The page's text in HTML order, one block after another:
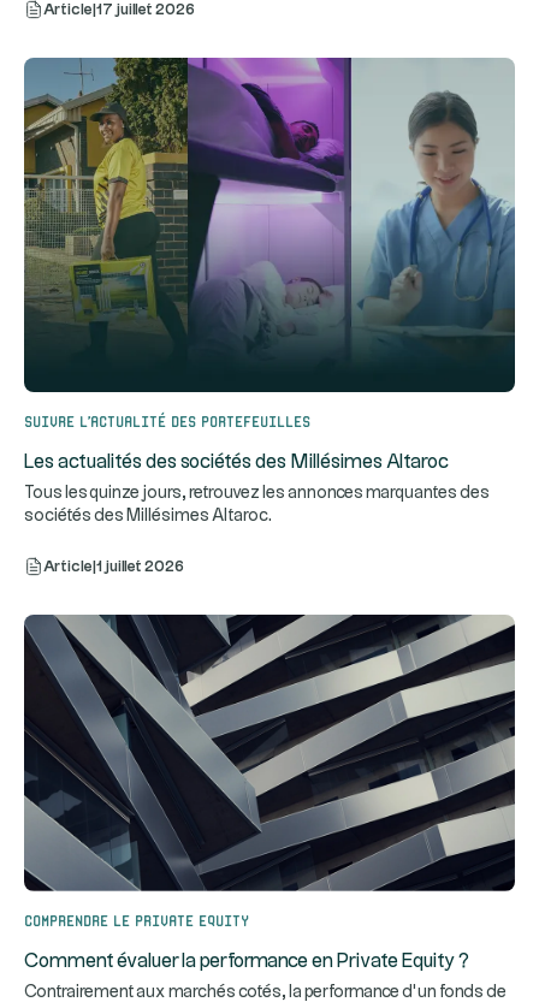
Article 17 juillet 2026
Suivre l’actualité des portefeuilles
Les actualités des sociétés des Millésimes Altaroc
Tous les quinze jours, retrouvez les annonces marquantes des
sociétés des Millésimes Altaroc.
Article 1 juillet 2026
Comprendre le Private Equity
Comment évaluer la performance en Private Equity ?
Contrairement aux marchés cotés, la performance d’un fonds de